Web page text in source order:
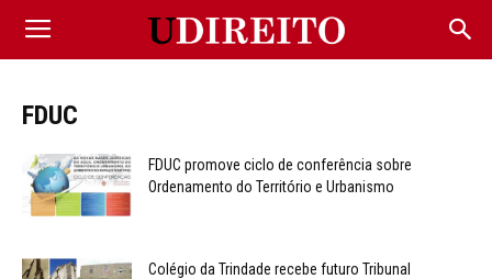
FDUC
FDUC promove ciclo de conferência sobre
Ordenamento do Território e Urbanismo
Colégio da Trindade recebe futuro Tribunal